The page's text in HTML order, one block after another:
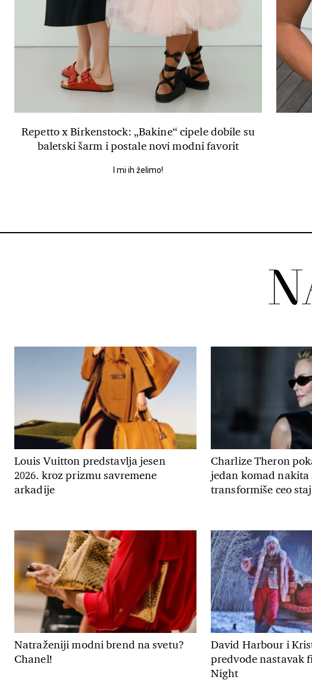
Repetto x Birkenstock: „Bakine“ cipele dobile su
baletski šarm i postale novi modni favorit
I mi ih želimo!
Louis Vuitton predstavlja jesen
2026. kroz prizmu savremene
arkadije
Charlize Theron
jedan komad nakita
transformiše ceo
Natraženiji modni brend na svetu?
Chanel!
David Harbour i
predvode nastavak
Night